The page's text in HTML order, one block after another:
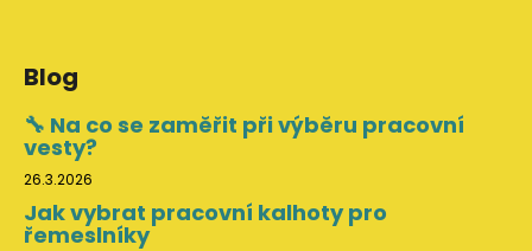
Blog
🔧 Na co se zaměřit při výběru pracovní
vesty?
26.3.2026
Jak vybrat pracovní kalhoty pro
řemeslníky